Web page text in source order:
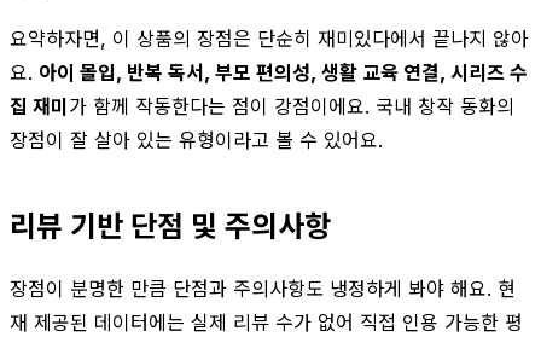
요약하자면, 이 상품의 장점은 단순히 재미있다에서 끝나지 않아
요. 아이 몰입, 반복 독서, 부모 편의성, 생활 교육 연결, 시리즈 수
집 재미가 함께 작동한다는 점이 강점이에요. 국내 창작 동화의
장점이 잘 살아 있는 유형이라고 볼 수 있어요.
리뷰 기반 단점 및 주의사항
장점이 분명한 만큼 단점과 주의사항도 냉정하게 봐야 해요. 현
재 제공된 데이터에는 실제 리뷰 수가 없어 직접 인용 가능한 평